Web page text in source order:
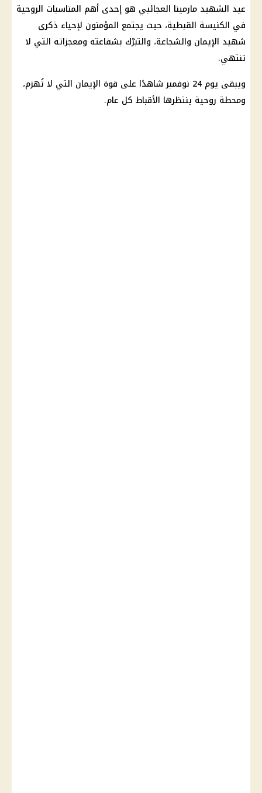
عيد الشهيد مارمينا العجائبي هو إحدى أهم المناسبات الروحية
في الكنيسة القبطية، حيث يجتمع المؤمنون لإحياء ذكرى
شهيد الإيمان والشجاعة، والتبرّك بشفاعته ومعجزاته التي لا
تنتهي.
ويبقى يوم 24 نوفمبر شاهدًا على قوة الإيمان التي لا تُهزم،
ومحطة روحية ينتظرها الأقباط كل عام.